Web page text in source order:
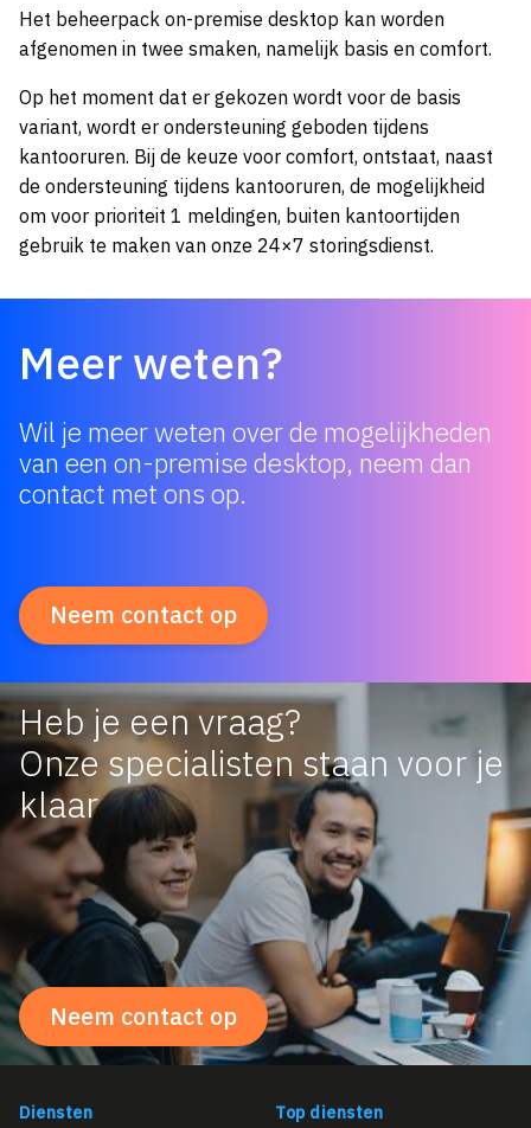
Het beheerpack on-premise desktop kan worden
afgenomen in twee smaken, namelijk basis en comfort.
Op het moment dat er gekozen wordt voor de basis
variant, wordt er ondersteuning geboden tijdens
kantooruren. Bij de keuze voor comfort, ontstaat, naast
de ondersteuning tijdens kantooruren, de mogelijkheid
om voor prioriteit 1 meldingen, buiten kantoortijden
gebruik te maken van onze 24×7 storingsdienst.
Meer weten?
Wil je meer weten over de mogelijkheden
van een on-premise desktop, neem dan
contact met ons op.
Neem contact op
Heb je een vraag?
Onze specialisten staan voor je
klaar
Neem contact op
Diensten Top diensten